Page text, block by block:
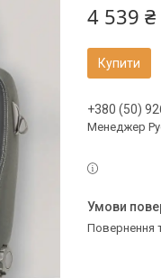
4 539 ₴
Купити
+380 (50)
Менеджер
повернення